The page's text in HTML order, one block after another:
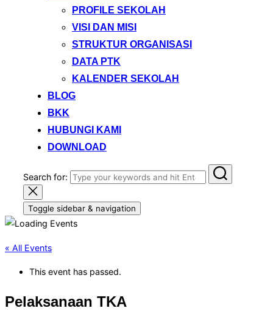
PROFILE SEKOLAH
VISI DAN MISI
STRUKTUR ORGANISASI
DATA PTK
KALENDER SEKOLAH
BLOG
BKK
HUBUNGI KAMI
DOWNLOAD
Search for:
Toggle sidebar & navigation
« All Events
This event has passed.
Pelaksanaan TKA